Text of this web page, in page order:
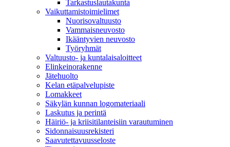
Tarkastuslautakunta
Vaikuttamistoimielimet
Nuorisovaltuusto
Vammaisneuvosto
Ikääntyvien neuvosto
Työryhmät
Valtuusto- ja kuntalaisaloitteet
Elinkeinorakenne
Jätehuolto
Kelan etäpalvelupiste
Lomakkeet
Säkylän kunnan logomateriaali
Laskutus ja perintä
Häiriö- ja kriisitilanteisiin varautuminen
Sidonnaisuusrekisteri
Saavutettavuusseloste